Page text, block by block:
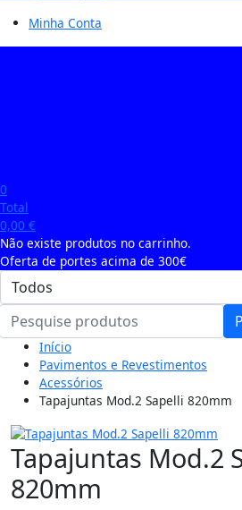
Minha Conta
0
Total
0,00 €
Não existe produtos no carrinho.
Oferta de portes acima de 300€
Início
Pavimentos e Revestimentos
Acessórios
Tapajuntas Mod.2 Sapelli 820mm
Tapajuntas Mod.2
820mm